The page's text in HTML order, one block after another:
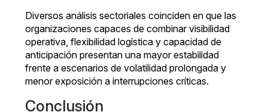
Diversos análisis sectoriales coinciden en que las
organizaciones capaces de combinar visibilidad
operativa, flexibilidad logística y capacidad de
anticipación presentan una mayor estabilidad
frente a escenarios de volatilidad prolongada y
menor exposición a interrupciones críticas.
Conclusión